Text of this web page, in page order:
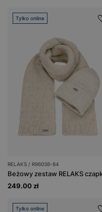
Tylko online
RELAKS / R96038-84
249.00 zł
Tylko online